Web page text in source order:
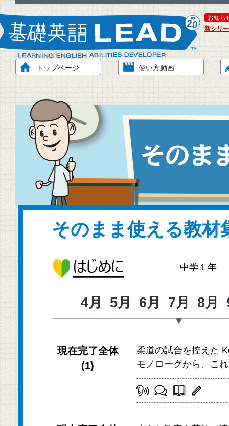
お知ら
新シリ
トップページ 使い方動画
そのまま使える教材
中学１年
4月 5月 6月 7月 8月
現在完了全体
(1)
柔道の試合を控えた
モノローグから、こ